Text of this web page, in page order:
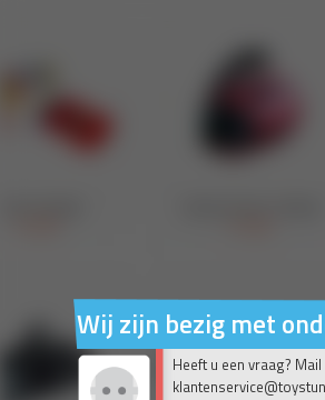
Wij zijn bezig met
Heeft u een vraag?